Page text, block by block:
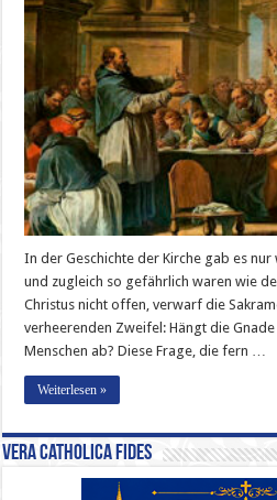
Donatismus:
Wenn
missverstandene
Reinheit
die
Kirche
spaltet
In der Geschichte der Kirche gab es nur
und zugleich so gefährlich waren wie
Christus nicht offen, verwarf die
verheerenden Zweifel: Hängt die
Menschen ab? Diese Frage, die fern …
Weiterlesen »
Vera Catholica Fides